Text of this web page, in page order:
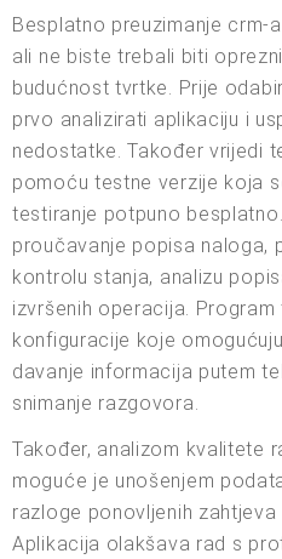
Besplatno preuzimanje crm-
ali ne biste trebali biti
budućnost tvrtke. Prije
prvo analizirati aplikaciju i
nedostatke. Također vrijedi
pomoću testne verzije koja
testiranje potpuno
proučavanje popisa naloga,
kontrolu stanja, analizu
izvršenih operacija.
konfiguracije koje
davanje informacija putem
snimanje razgovora.
Također, analizom kvalitete
moguće je unošenjem
razloge ponovljenih zahtjeva
Aplikacija olakšava rad s